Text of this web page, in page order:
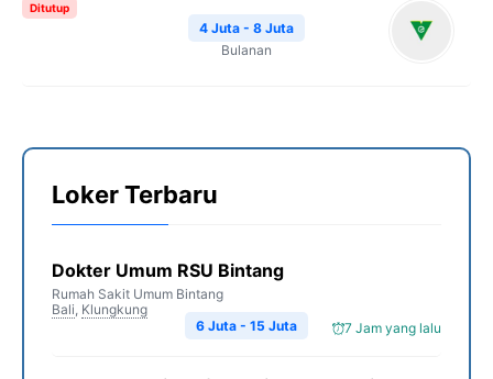
Ditutup
4 Juta - 8 Juta
Bulanan
Loker Terbaru
Dokter Umum RSU Bintang
Rumah Sakit Umum Bintang
Bali, Klungkung
7 Jam yang lalu
6 Juta - 15 Juta